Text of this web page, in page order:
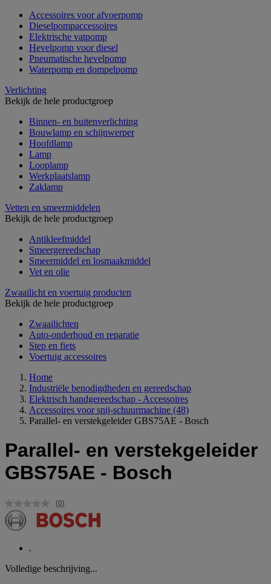
Accessoires voor afvoerpomp
Dieselpompaccessoires
Elektrische vatpomp
Hevelpomp voor diesel
Pneumatische hevelpomp
Waterpomp en dompelpomp
Verlichting
Bekijk de hele productgroep
Binnen- en buitenverlichting
Bouwlamp en schijnwerper
Hoofdlamp
Lamp
Looplamp
Werkplaatslamp
Zaklamp
Vetten en smeermiddelen
Bekijk de hele productgroep
Antikleefmiddel
Smeergereedschap
Smeermiddel en losmaakmiddel
Vet en olie
Zwaailicht en voertuig producten
Bekijk de hele productgroep
Zwaailichten
Auto-onderhoud en reparatie
Step en fiets
Voertuig accessoires
Home
Industriële benodigdheden en gereedschap
Elektrisch handgereedschap - Accessoires
Accessoires voor snij-schuurmachine (48)
Parallel- en verstekgeleider GBS75AE - Bosch
Parallel- en verstekgeleider
GBS75AE - Bosch
Geen
scorewaarde.
Dezelfde
(0)
.
Volledige beschrijving...